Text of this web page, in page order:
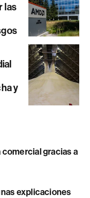
las
y
gracias a
explicaciones